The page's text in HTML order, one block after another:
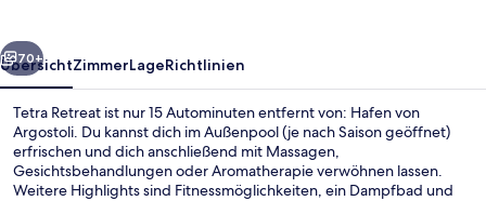
Weiter
70+
ÜbersichtZimmerLageRichtlinien
Tetra Retreat ist nur 15 Autominuten entfernt von: Hafen von
Argostoli. Du kannst dich im Außenpool (je nach Saison geöffnet)
erfrischen und dich anschließend mit Massagen,
Gesichtsbehandlungen oder Aromatherapie verwöhnen lassen.
Weitere Highlights sind Fitnessmöglichkeiten, ein Dampfbad und